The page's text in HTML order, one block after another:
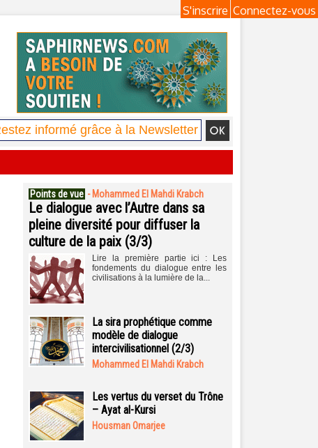
Connectez-vous
S'inscrire
Points de vue - Mohammed El Mahdi Krabch
Le dialogue avec l’Autre dans sa
pleine diversité pour diffuser la
culture de la paix (3/3)
Lire la première partie ici : Les
fondements du dialogue entre les
civilisations à la lumière de la...
La sira prophétique comme
modèle de dialogue
intercivilisationnel (2/3)
Mohammed El Mahdi Krabch
Les vertus du verset du Trône
– Ayat al-Kursi
Housman Omarjee